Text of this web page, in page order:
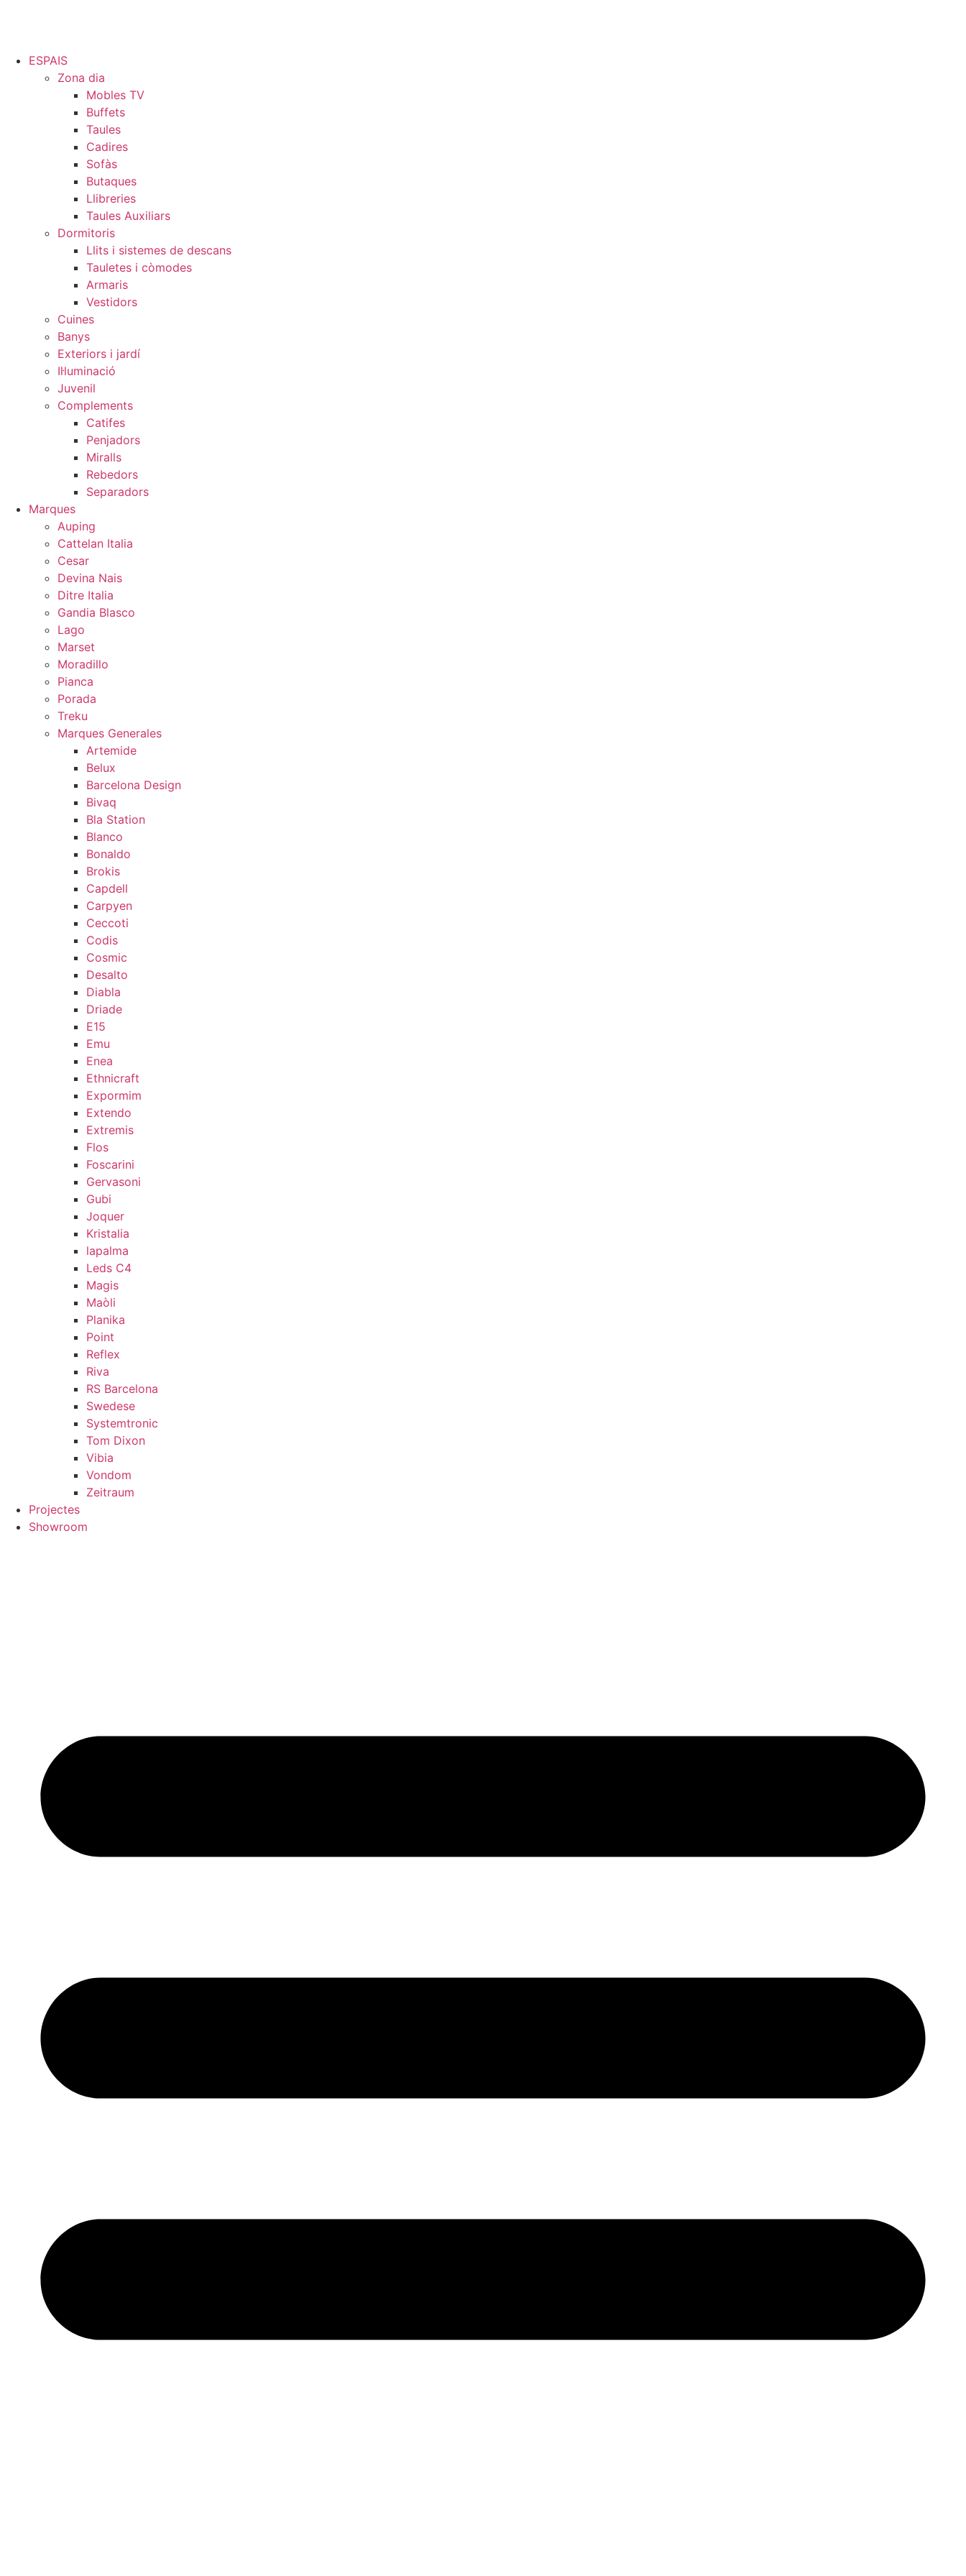
ESPAIS
Zona dia
Mobles TV
Buffets
Taules
Cadires
Sofàs
Butaques
Llibreries
Taules Auxiliars
Dormitoris
Llits i sistemes de descans
Tauletes i còmodes
Armaris
Vestidors
Cuines
Banys
Exteriors i jardí
Il·luminació
Juvenil
Complements
Catifes
Penjadors
Miralls
Rebedors
Separadors
Marques
Auping
Cattelan Italia
Cesar
Devina Nais
Ditre Italia
Gandia Blasco
Lago
Marset
Moradillo
Pianca
Porada
Treku
Marques Generales
Artemide
Belux
Barcelona Design
Bivaq
Bla Station
Blanco
Bonaldo
Brokis
Capdell
Carpyen
Ceccoti
Codis
Cosmic
Desalto
Diabla
Driade
E15
Emu
Enea
Ethnicraft
Expormim
Extendo
Extremis
Flos
Foscarini
Gervasoni
Gubi
Joquer
Kristalia
lapalma
Leds C4
Magis
Maòli
Planika
Point
Reflex
Riva
RS Barcelona
Swedese
Systemtronic
Tom Dixon
Vibia
Vondom
Zeitraum
Projectes
Showroom